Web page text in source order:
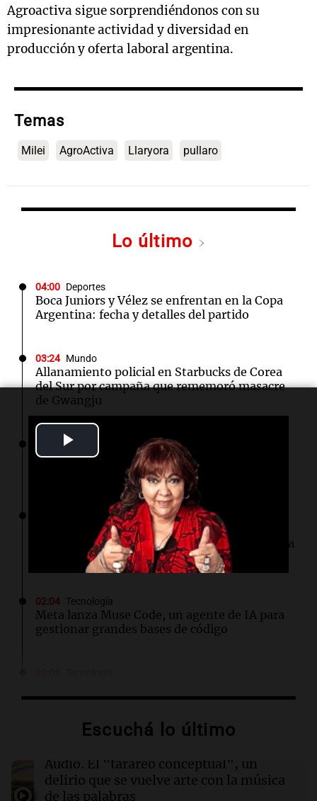
Video
Agroactiva sigue sorprendiéndonos con su
impresionante actividad y diversidad en
producción y oferta laboral argentina.
Temas
Milei AgroActiva Llaryora pullaro
Lo último
04:00 Deportes
Boca Juniors y Vélez se enfrentan en la Copa
Argentina: fecha y detalles del partido
03:24 Mundo
Allanamiento policial en Starbucks de Corea
del Sur por campaña que rememoró masacre
de Gwangju
Deportes
Racing se mide ante Belgrano en la Copa
Argentina: día, hora y TV del partido
Francia pone fin a las llamadas de
telemarketing no solicitadas desde la próxima
02:04 Tecnología
Meta lanza Muse Code, un agente de IA para
gestionar grandes bases de código
como CFO en su startup de robótica Atoms
Independiente y Atlético Tucumán se
enfrentan en octavos de la Copa Argentina:
horarios y TV
Escuchá lo último
Audio. El "tarareo conceptual", un
delirio que se vuelve arte con la música
de las palabras